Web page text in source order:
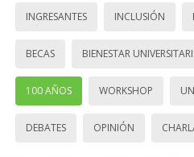
INGRESANTES INCLUSIÓN
BECAS BIENESTAR
100 AÑOS WORKSHOP
DEBATES OPINIÓN